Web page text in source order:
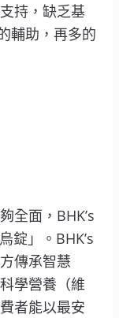
持，缺乏基
輔助，再多的
全面，BHK’s
錠」。BHK’s
傳承智慧
學營養（維
者能以最安